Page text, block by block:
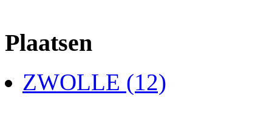
Plaatsen
ZWOLLE (12)